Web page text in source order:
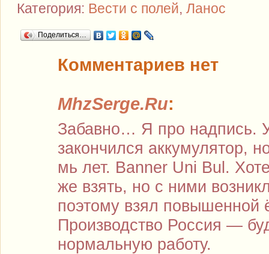
Категория: Вести с полей,Ланос
Поделиться…
Комментариев нет
MhzSerge.Ru:
Забавно… Я про надпись.
закончился аккумулятор,
мь лет. Banner Uni Bul.
же взять, но с ними
поэтому взял повышенной
Производство Россия —
нормальную работу.